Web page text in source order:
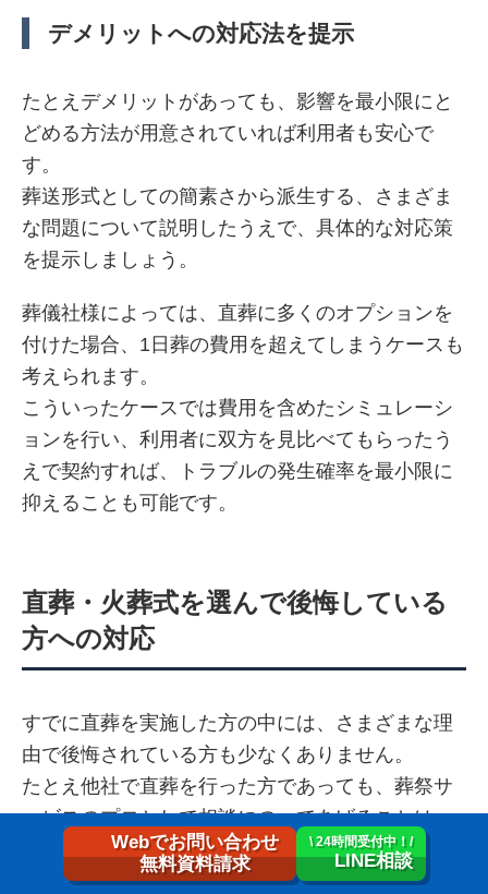
デメリットへの対応法を提示
たとえデメリットがあっても、影響を最小限にと
どめる方法が用意されていれば利用者も安心で
す。
葬送形式としての簡素さから派生する、さまざま
な問題について説明したうえで、具体的な対応策
を提示しましょう。
葬儀社様によっては、直葬に多くのオプションを
付けた場合、1日葬の費用を超えてしまうケースも
考えられます。
こういったケースでは費用を含めたシミュレーシ
ョンを行い、利用者に双方を見比べてもらったう
えで契約すれば、トラブルの発生確率を最小限に
抑えることも可能です。
直葬・火葬式を選んで後悔している
方への対応
すでに直葬を実施した方の中には、さまざまな理
由で後悔されている方も少なくありません。
たとえ他社で直葬を行った方であっても、葬祭サ
ービスのプロとして相談にのってあげることは、
決して無駄ではありません。
Webでお問い合わせ
無料資料請求
\ 24時間受付中！/
LINE相談